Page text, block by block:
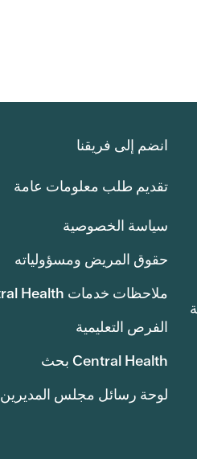
انضم إلى فريقنا
تقديم طلب معلومات عامة
سياسة الخصوصية
حقوق المريض ومسؤولياته
ملاحظات خدمات Central Health
الفرص التعليمية
Central Health بحث
لوحة رسائل مجلس المديرين